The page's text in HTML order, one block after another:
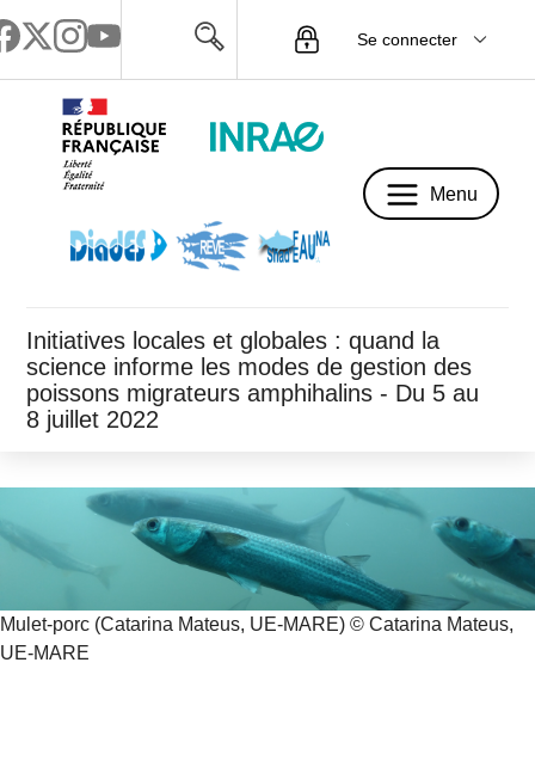
Se connecter
Menu
Initiatives locales et globales : quand la
science informe les modes de gestion des
poissons migrateurs amphihalins - Du 5 au
8 juillet 2022
Mulet-porc (Catarina Mateus, UE-MARE) © Catarina Mateus,
UE-MARE